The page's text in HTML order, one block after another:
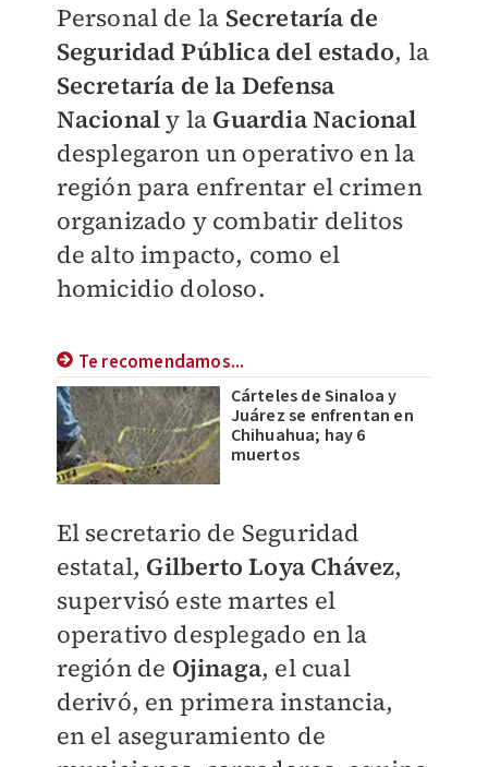
Personal de la Secretaría de
Seguridad Pública del estado, la
Secretaría de la Defensa
Nacionaly la Guardia Nacional
desplegaron un operativo en la
región para enfrentar el crimen
organizado y combatir delitos
de alto impacto, como el
homicidio doloso.
Te recomendamos...
Cárteles de Sinaloa y
Juárez se enfrentan en
Chihuahua; hay 6
muertos
El secretario de Seguridad
estatal, Gilberto Loya Chávez,
supervisó este martes el
operativo desplegado en la
región de Ojinaga, el cual
derivó, en primera instancia,
en el aseguramiento de